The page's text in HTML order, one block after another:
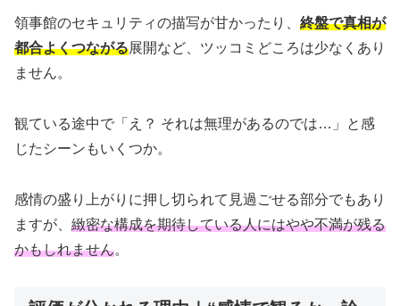
領事館のセキュリティの描写が甘かったり、 終盤で真相が
都合よくつながる展開など、ツッコミどころは少なくあり
ません。
観ている途中で「え？ それは無理があるのでは…」と感
じたシーンもいくつか。
感情の盛り上がりに押し切られて見過ごせる部分でもあり
ますが、 緻密な構成を期待している人にはやや不満が残る
かもしれません。